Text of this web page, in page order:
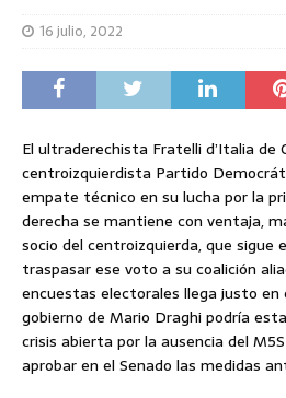
16 julio, 2022
El ultraderechista Fratelli d’Italia de
centroizquierdista Partido
empate técnico en su lucha por la
derecha se mantiene con ventaja,
socio del centroizquierda, que sigue
traspasar ese voto a su coalición
encuestas electorales llega justo
gobierno de Mario Draghi podría
crisis abierta por la ausencia del
aprobar en el Senado las medidas